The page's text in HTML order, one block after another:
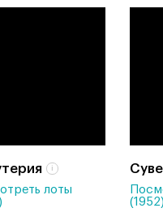
лоты
(1952)